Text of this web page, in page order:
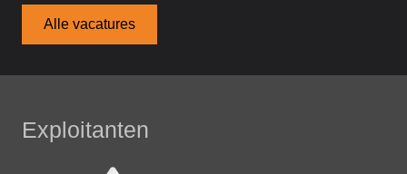
Alle vacatures
Exploitanten